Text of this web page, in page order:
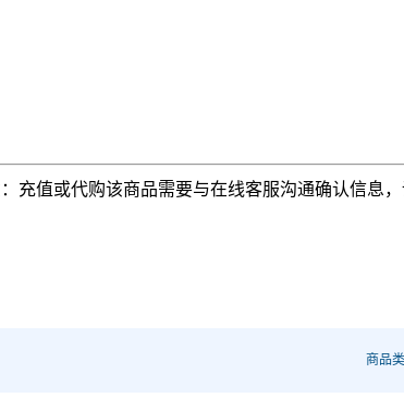
充值或代购该商品需要与在线客服沟通确认信息
商品类